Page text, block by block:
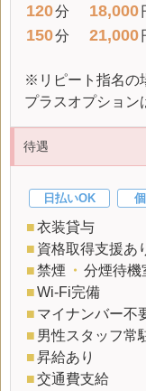
120分 18,000
150分 21,000
※リピート指名の
プラスオプション
待遇
日払いOK
■衣装貸与
■ 資格取得支援あ
■禁煙 ・ 分煙待機
■Wi-Fi完備
■ マイナンバー不
■ 男性スタッフ常
■昇給あり
■交通費支給